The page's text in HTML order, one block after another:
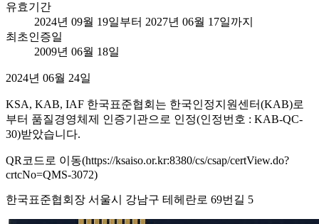
유효기간
2024년 09월 19일부터 2027년 06월 17일까지
최초인증일
2009년 06월 18일
2024년 06월 24일
KSA, KAB, IAF 한국표준협회는 한국인정지원센터(KAB)로
부터 품질경영체제 인증기관으로 인정(인정번호 : KAB-QC-
30)받았습니다.
QR코드로 이동(https://ksaiso.or.kr:8380/cs/csap/certView.do?
crtcNo=QMS-3072)
한국표준협회장 서울시 강남구 테헤란로 69번길 5